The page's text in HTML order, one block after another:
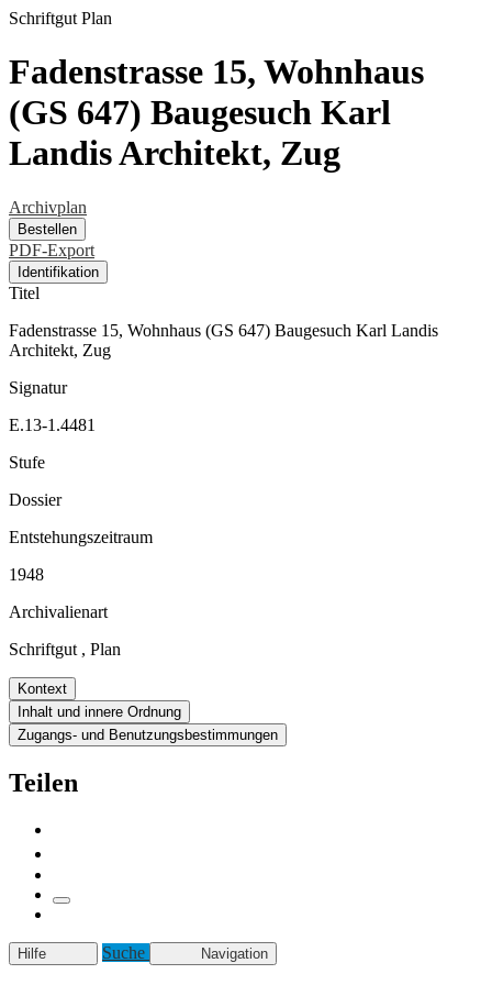
Schriftgut Plan
Fadenstrasse 15, Wohnhaus
(GS 647) Baugesuch Karl
Landis Architekt, Zug
Archivplan
Bestellen
PDF-Export
Identifikation
Titel
Fadenstrasse 15, Wohnhaus (GS 647) Baugesuch Karl Landis
Architekt, Zug
Signatur
E.13-1.4481
Stufe
Dossier
Entstehungszeitraum
1948
Archivalienart
Schriftgut , Plan
Kontext
Inhalt und innere Ordnung
Zugangs- und Benutzungsbestimmungen
Teilen
Hilfe Suche Navigation